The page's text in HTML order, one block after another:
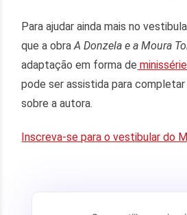
Para ajudar ainda mais no
que a obraA Donzela e a Moura
adaptação em forma de minissérie
pode ser assistida para
sobre a autora.
Inscreva-se para o vestibular do